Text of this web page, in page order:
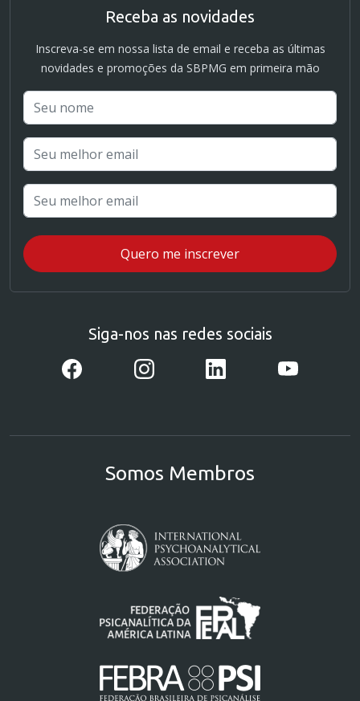
Receba as novidades
Inscreva-se em nossa lista de email e receba as últimas
novidades e promoções da SBPMG em primeira mão
Siga-nos nas redes sociais
Somos Membros